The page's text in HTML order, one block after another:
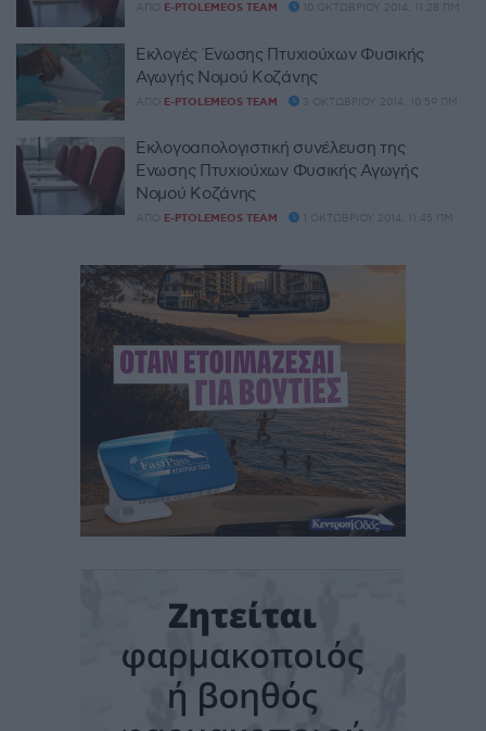
ΑΠΌ E-PTOLEMEOS TEAM 10 ΟΚΤΩΒΡΊΟΥ 2014, 11:28 ΠΜ
Εκλογές Ένωσης Πτυχιούχων Φυσικής
Αγωγής Νομού Κοζάνης
ΑΠΌ E-PTOLEMEOS TEAM 3 ΟΚΤΩΒΡΊΟΥ 2014, 10:59 ΠΜ
Εκλογοαπολογιστική συνέλευση της
Ένωσης Πτυχιούχων Φυσικής Αγωγής
Νομού Κοζάνης
ΑΠΌ E-PTOLEMEOS TEAM 1 ΟΚΤΩΒΡΊΟΥ 2014, 11:45 ΠΜ